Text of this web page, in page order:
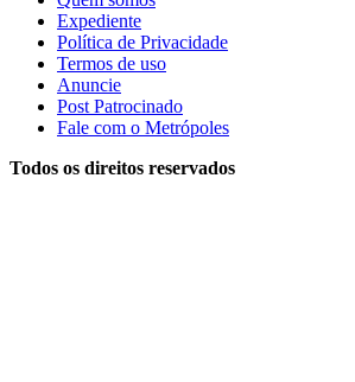
Expediente
Política de Privacidade
Termos de uso
Anuncie
Post Patrocinado
Fale com o Metrópoles
Todos os direitos reservados